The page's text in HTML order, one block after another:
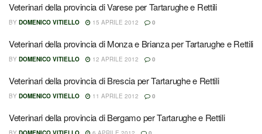
Veterinari della provincia di Varese per Tartarughe e Rettili
BY DOMENICO VITIELLO 15 APRILE 2012 0
Veterinari della provincia di Monza e Brianza per Tartarughe e Rettili
BY DOMENICO VITIELLO 12 APRILE 2012 0
Veterinari della provincia di Brescia per Tartarughe e Rettili
BY DOMENICO VITIELLO 11 APRILE 2012 0
Veterinari della provincia di Bergamo per Tartarughe e Rettili